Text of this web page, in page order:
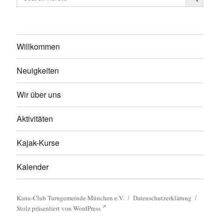
Willkommen
Neuigkeiten
Wir über uns
Aktivitäten
Kajak-Kurse
Kalender
Kanu-Club Turngemeinde München e.V.
Datenschutzerklärung
Stolz präsentiert von WordPress